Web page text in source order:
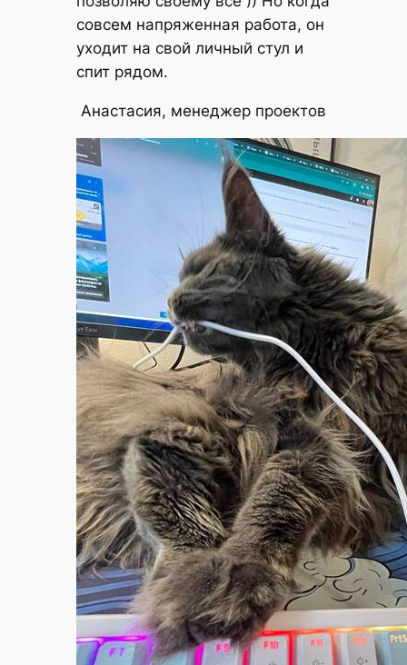
совсем напряженная работа, он
уходит на свой личный стул и
спит рядом.
Анастасия, менеджер проектов